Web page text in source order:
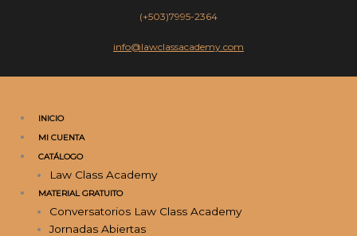
(+503)7995-2364
info@lawclassacademy.com
INICIO
MI CUENTA
CATÁLOGO
Law Class Academy
MATERIAL GRATUITO
Conversatorios Law Class Academy
Jornadas Abiertas